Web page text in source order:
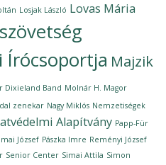
Losjak László Lovas Mária
Írócsoportja Majzik
Dixieland Band Molnár H. Magor
zenekar Nagy Miklós Nemzetiségek
Alapítvány Papp-Für
József Pászka Imre Reményi József
Senior Center Simai Attila Simon